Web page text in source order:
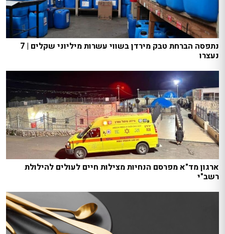
נתפסה הברחת טבק מירדן בשווי עשרות מיליוני שקלים | 7
נעצרו
ארגון מד"א מפרסם הנחיות מצילות חיים לעולים להילולת
רשב"י